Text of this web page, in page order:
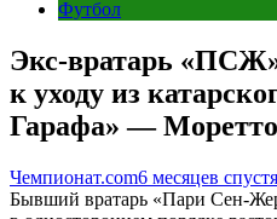
Футбол
Экс-вратарь
к уходу из
Гарафа» — Моретто
Чемпионат.com6 месяцев спустя
Бывший вратарь «Пари Сен-